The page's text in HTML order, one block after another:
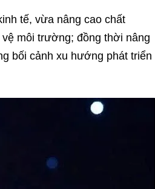
tế, vừa nâng cao chất
môi trường; đồng thời nâng
bối cảnh xu hướng phát triển